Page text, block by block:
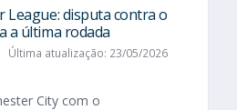
League: disputa contra o
a última rodada
Última atualização: 23/05/2026
City com o